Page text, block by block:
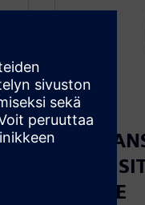
with
911/E